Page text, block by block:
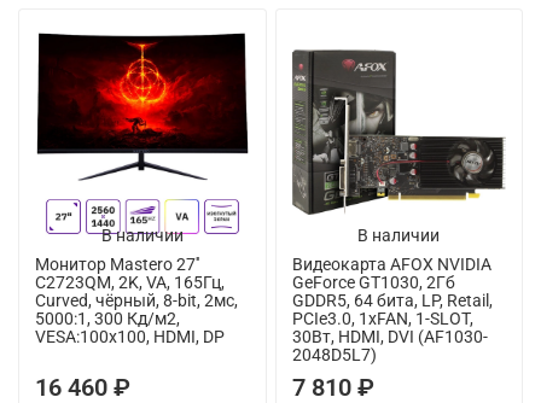
В наличии
Монитор Mastero 27''
C2723QM, 2K, VA, 165Гц,
Curved, чёрный, 8-bit, 2мс,
5000:1, 300 Кд/м2,
VESA:100x100, HDMI, DP
16 460 ₽
В наличии
Видеокарта AFOX NVIDIA
GeForce GT1030, 2Гб
GDDR5, 64 бита, LP, Retail,
PCIe3.0, 1xFAN, 1-SLOT,
30Вт, HDMI, DVI (AF1030-
2048D5L7)
7 810 ₽